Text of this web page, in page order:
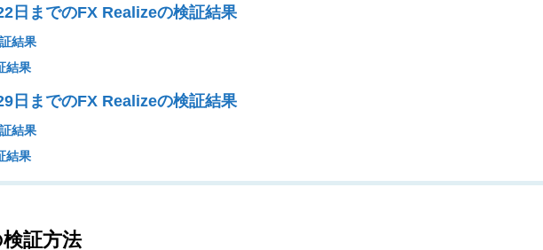
日までのFX Realizeの検証結果
結果
結果
日までのFX Realizeの検証結果
結果
結果
証方法